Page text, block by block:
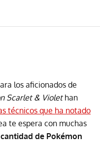
los aficionados de
Scarlet & Violethan
técnicos que ha notado
te espera con muchas
de Pokémon